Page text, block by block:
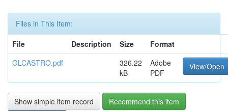
Files in This Item:
File
Description Size
Format
GLCASTRO.pdf
326.22
kB
Adobe
PDF
View/Open
Show simple item record
Recommend this item